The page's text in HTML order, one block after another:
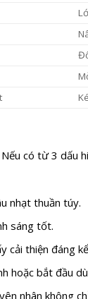
có từ 3 dấu
nhạt thuần túy.
sáng tốt.
cải thiện đáng
hoặc bắt đầu
nhân không